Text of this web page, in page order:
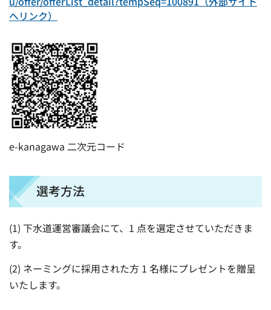
へリンク）
e-kanagawa 二次元コード
選考方法
(1) 下水道運営審議会にて、1 点を選定させていただきま
す。
(2) ネーミングに採用された方 1 名様にプレゼントを贈呈
いたします。